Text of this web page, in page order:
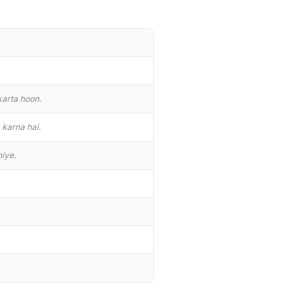
hoon.
karna hai.